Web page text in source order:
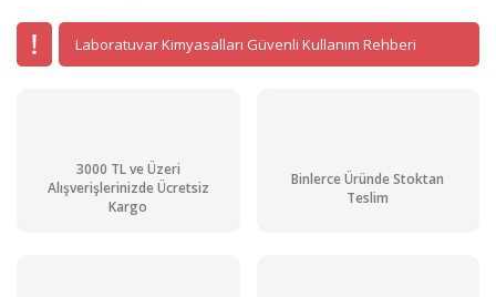
Laboratuvar Kimyasalları Güvenli Kullanım Rehberi
3000 TL ve Üzeri
Alışverişlerinizde Ücretsiz
Kargo
Binlerce Üründe Stoktan
Teslim